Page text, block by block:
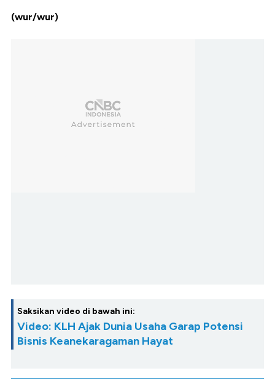
(wur/wur)
Saksikan video di bawah ini:
Video: KLH Ajak Dunia Usaha Garap Potensi
Bisnis Keanekaragaman Hayat